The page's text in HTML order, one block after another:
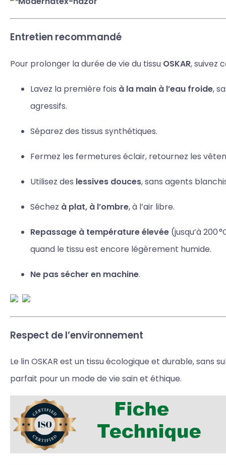
Entretien recommandé
Pour prolonger la durée de vie du tissu OSKAR, suivez
Lavez la première fois à la main à l’eau froide,
agressifs.
Séparez des tissus synthétiques.
Fermez les fermetures éclair, retournez les
Utilisez des lessives douces, sans agents
Séchez à plat, à l’ombre, à l’air libre.
Repassage à température élevée (jusqu’à 200
quand le tissu est encore légèrement humide.
Ne pas sécher en machine.
Respect de l’environnement
Le lin OSKAR est un tissu écologique et durable, sans
parfait pour un mode de vie sain et éthique.